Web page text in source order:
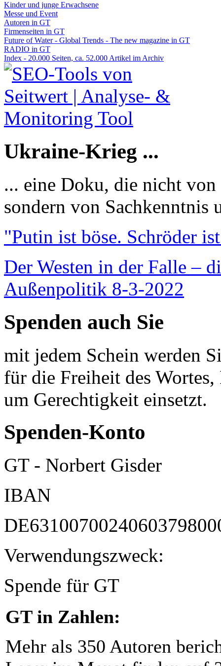
Kinder und junge Erwachsene
Messe und Event
Autoren in GT
Firmenseiten in GT
Future of Water - Global Trends - The new magazine in GT
RADIO in GT
Index - 20.000 Seiten, ca. 52.000 Artikel im Archiv
Ukraine-Krieg ...
... eine Doku, die nicht
sondern von Sachkenntnis
"Putin ist böse. Schröder
Der Westen in der Falle –
Außenpolitik 8-3-2022
Spenden auch Sie
mit jedem Schein werden
für die Freiheit des
um Gerechtigkeit einsetzt.
Spenden-Konto
GT - Norbert Gisder
IBAN
Verwendungszweck:
Spende für GT
GT in Zahlen:
Mehr als 350 Autoren